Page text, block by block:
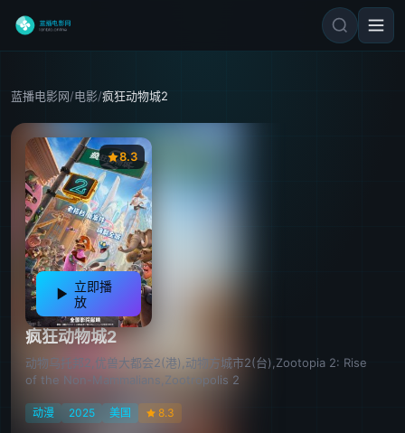
蓝播电影网/电影/疯狂动物城2
8.3
立即播
放
疯狂动物城2
动物乌托邦2,优兽大都会2(港),动物方城市2(台),Zootopia 2: Rise
of the Non-Mammalians,Zootropolis 2
动漫 2025 美国 8.3